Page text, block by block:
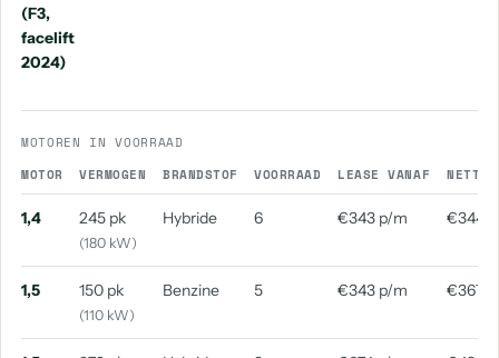
Audi S6
aantal: 1
(F3,
facelift
2024)
MOTOREN IN VOORRAAD
MOTOR
VERMOGEN BRANDSTOF VOORRAAD LEASE VANAF NETTO
1,4 245 pk
(180 kW)
Hybride 6 €343 p/m €344
1,5 150 pk
(110 kW)
Benzine 5 €343 p/m €367